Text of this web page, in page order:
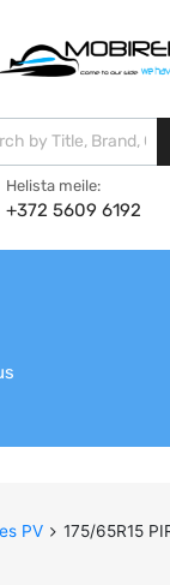
search
Helista meile:
+372 5609 6192
PV
175/65R15